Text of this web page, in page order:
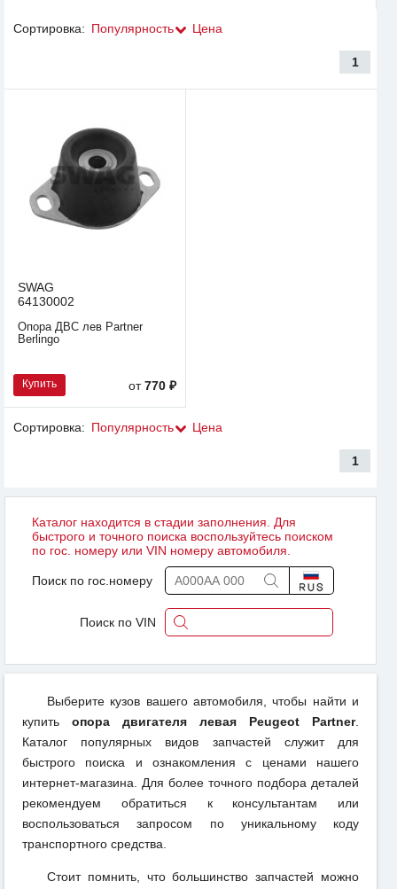
Сортировка: Популярность Цена
1
SWAG
64130002
Опора ДВС лев Partner
Berlingo
Купить от770 ₽
Сортировка: Популярность Цена
1
Каталог находится в стадии заполнения. Для
быстрого и точного поиска воспользуйтесь поиском
по гос. номеру или VIN номеру автомобиля.
Поиск по гос.номеру
Поиск по VIN
Выберите кузов вашего автомобиля, чтобы найти и
купить опора двигателя левая Peugeot Partner.
Каталог популярных видов запчастей служит для
быстрого поиска и ознакомления с ценами нашего
интернет-магазина. Для более точного подбора деталей
рекомендуем обратиться к консультантам или
воспользоваться запросом по уникальному коду
транспортного средства.
Стоит помнить, что большинство запчастей можно